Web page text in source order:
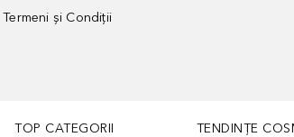
Termeni și Condiții
TOP CATEGORII TENDINȚE